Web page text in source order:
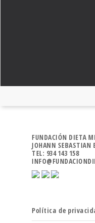
FUNDACIÓN DIETA
JOHANN SEBASTIAN
TEL: 934 143 158
Política de